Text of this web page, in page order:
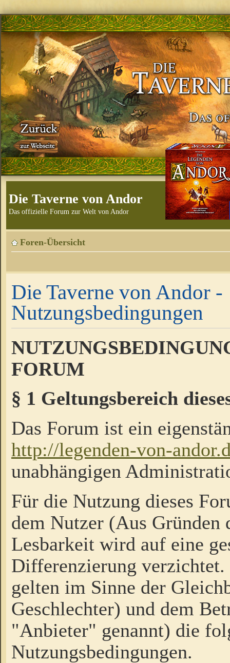
Die Taverne von Andor
Das offizielle Forum zur Welt von Andor
Foren-Übersicht
Die Taverne von Andor -
Nutzungsbedingungen
FORUM
§ 1 Geltungsbereich
Das Forum ist ein
http://legenden-von-
unabhängigen
Für die Nutzung dieses
dem Nutzer (Aus Gründen
Lesbarkeit wird auf eine
Differenzierung
gelten im Sinne der
Geschlechter) und dem
"Anbieter" genannt) die
Nutzungsbedingungen.